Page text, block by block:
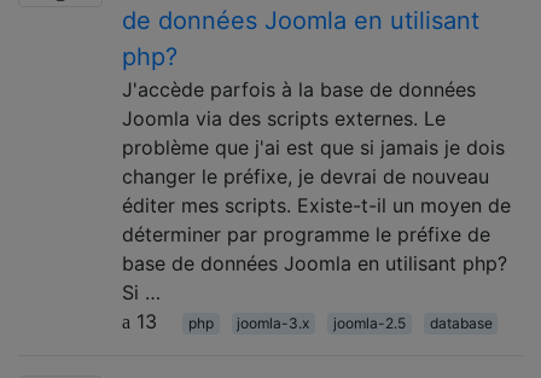
de données Joomla en utilisant
php?
J'accède parfois à la base de données
Joomla via des scripts externes. Le
problème que j'ai est que si jamais je dois
changer le préfixe, je devrai de nouveau
éditer mes scripts. Existe-t-il un moyen de
déterminer par programme le préfixe de
base de données Joomla en utilisant php?
Si …
13
php joomla-3.x joomla-2.5 database